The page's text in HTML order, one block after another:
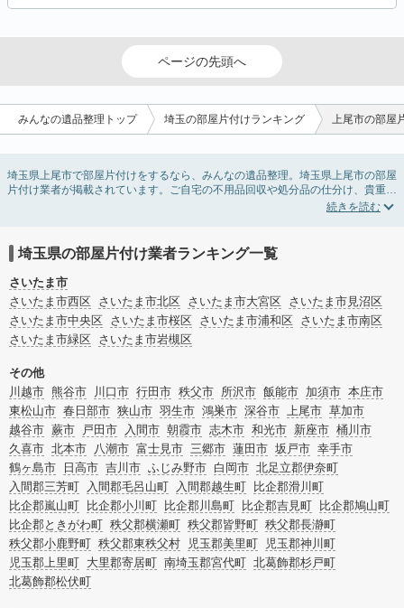
ページの先頭へ
みんなの遺品整理トップ 埼玉の部屋片付けランキング 上尾市の部屋
埼玉県上尾市で部屋片付けをするなら、みんなの遺品整理。埼玉県上尾市の部屋
片付け業者が掲載されています。ご自宅の不用品回収や処分品の仕分け、貴重品
の捜索などの依頼ができます。埼玉県上尾市の部屋片付けの料金相場情報だけで
う。部屋片付けはいつか着手しようと思っていると、ついつい後回しになってし
まいますが、不用品だと思っていたものに思わぬ買取額が付いていることもあり
ます。
ご自分で無理なくできる片付け方法やご実家の片付けノウハウもお届けしていま
すので、ぜひあわせてご覧ください。
埼玉県の部屋片付け業者ランキング一覧
さいたま市
さいたま市西区
さいたま市北区 さいたま市大宮区
さいたま市見沼区
さいたま市中央区
さいたま市桜区 さいたま市浦和区
さいたま市南区
さいたま市緑区
さいたま市岩槻区
その他
川越市 熊谷市 川口市 行田市 秩父市 所沢市 飯能市 加須市 本庄市
東松山市 春日部市 狭山市 羽生市 鴻巣市 深谷市 上尾市 草加市
越谷市 蕨市 戸田市 入間市 朝霞市 志木市 和光市 新座市 桶川市
久喜市 北本市 八潮市 富士見市 三郷市 蓮田市 坂戸市 幸手市
鶴ヶ島市
日高市 吉川市 ふじみ野市 白岡市 北足立郡伊奈町
入間郡三芳町
入間郡毛呂山町 入間郡越生町
比企郡滑川町
比企郡嵐山町
比企郡小川町 比企郡川島町 比企郡吉見町
比企郡鳩山町
比企郡ときがわ町 秩父郡横瀬町 秩父郡皆野町 秩父郡長瀞町
秩父郡小鹿野町 秩父郡東秩父村 児玉郡美里町
児玉郡神川町
児玉郡上里町 大里郡寄居町 南埼玉郡宮代町 北葛飾郡杉戸町
北葛飾郡松伏町